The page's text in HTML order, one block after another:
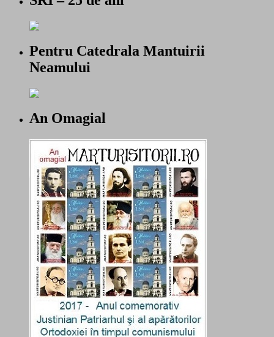
Pentru Catedrala Mantuirii
Neamului
An Omagial